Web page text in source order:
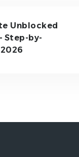
Unblocked
Step-by-